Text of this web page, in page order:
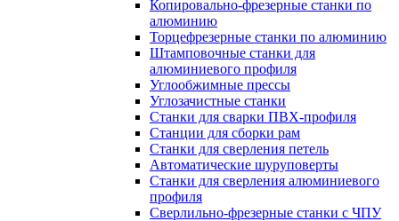
Копировально-фрезерные станки по
алюминию
Торцефрезерные станки по алюминию
Штамповочные станки для
алюминиевого профиля
Углообжимные прессы
Углозачистные станки
Станки для сварки ПВХ-профиля
Станции для сборки рам
Станки для сверления петель
Автоматические шуруповерты
Станки для сверления алюминиевого
профиля
Сверлильно-фрезерные станки с ЧПУ